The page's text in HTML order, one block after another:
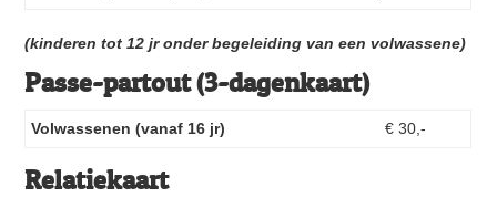
(kinderen tot 12 jr onder begeleiding van een volwassene)
Passe-partout (3-dagenkaart)
Volwassenen (vanaf 16 jr) € 30,-
Relatiekaart